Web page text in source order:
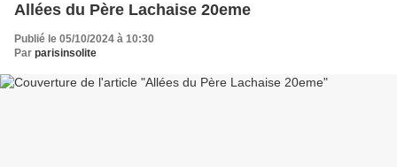
Allées du Père Lachaise 20eme
Publié le 05/10/2024 à 10:30
Par parisinsolite